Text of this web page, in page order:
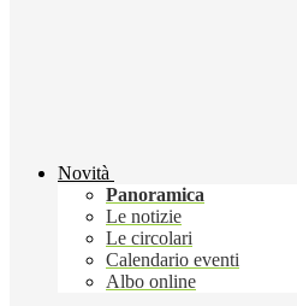
Novità
Panoramica
Le notizie
Le circolari
Calendario eventi
Albo online